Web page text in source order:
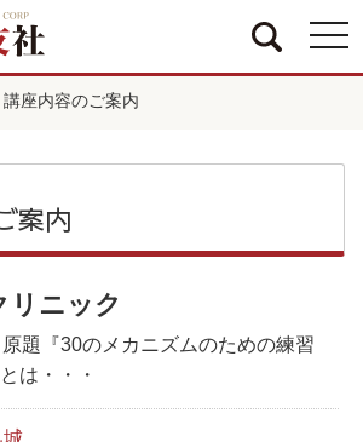
講座内容のご案内
案内
リニック
題『30のメカニズムのための練習
は・・・
城